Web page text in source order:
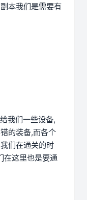
本我们是需要有
我们一些设备,
的装备,而各个
们在通关的时
在这里也是要通